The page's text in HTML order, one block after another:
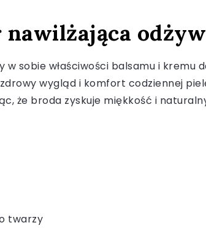
sobie właściwości balsamu i
wygląd i komfort codziennej
że broda zyskuje miękkość i
twarzy